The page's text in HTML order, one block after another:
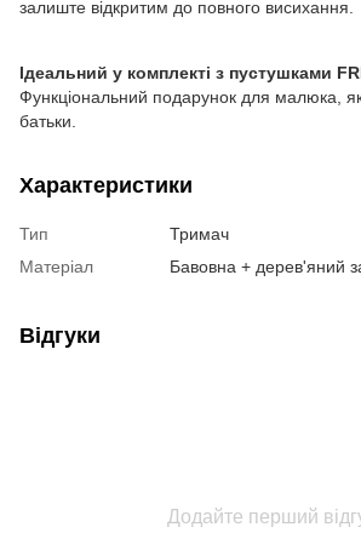
залиште відкритим до повного висихання.
Ідеальний у комплекті з пустушками
Функціональний подарунок для малюка,
батьки.
Характеристики
Тип
Тримач
Матеріал
Бавовна + дерев'яний
Відгуки
Додайте перший